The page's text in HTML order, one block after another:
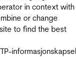
in context with
or change
to find the best
informasjonskapsel